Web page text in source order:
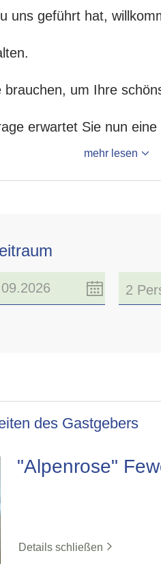
uns geführt hat,
um Ihre
erwartet Sie nun
mehr lesen
2
des Gastgebers
"Alpenrose"
Details schließen